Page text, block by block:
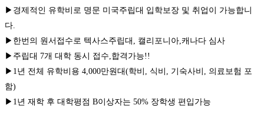
▶경제적인 유학비로 명문 미국주립대 입학보장 및 취업이 가능합니
다.
▶한번의 원서접수로 텍사스주립대, 캘리포니아,캐나다 심사
▶주립대 7개 대학 동시 접수,합격가능!!
▶1년 전체 유학비용 4,000만원대(학비, 식비, 기숙사비, 의료보험 포
함)
▶1년 재학 후 대학평점 B이상자는 50% 장학생 편입가능